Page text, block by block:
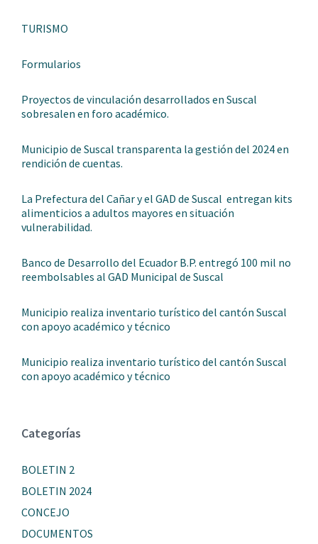
TURISMO
Formularios
Proyectos de vinculación desarrollados en Suscal
sobresalen en foro académico.
Municipio de Suscal transparenta la gestión del 2024 en
rendición de cuentas.
La Prefectura del Cañar y el GAD de Suscal entregan kits
alimenticios a adultos mayores en situación
vulnerabilidad.
Banco de Desarrollo del Ecuador B.P. entregó 100 mil no
reembolsables al GAD Municipal de Suscal
Municipio realiza inventario turístico del cantón Suscal
con apoyo académico y técnico
Municipio realiza inventario turístico del cantón Suscal
con apoyo académico y técnico
Categorías
BOLETIN 2
BOLETIN 2024
CONCEJO
DOCUMENTOS